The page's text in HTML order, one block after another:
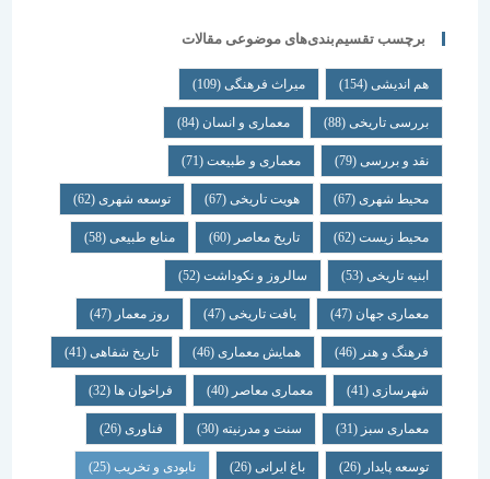
برچسب تقسیم‌بندی‌های موضوعی مقالات
هم اندیشی (154) میراث فرهنگی (109)
بررسی تاریخی (88) معماری و انسان (84)
نقد و بررسی (79) معماری و طبیعت (71)
محیط شهری(67) هویت تاریخی(67) توسعه شهری(62)
محیط زیست(62) تاریخ معاصر(60) منابع طبیعی(58)
ابنیه تاریخی(53) سالروز و نکوداشت(52)
معماری جهان (47) بافت تاریخی(47) روز معمار(47)
فرهنگ و هنر(46) همایش معماری (46) تاریخ شفاهی (41)
شهرسازی(41) معماری معاصر(40) فراخوان ها (32)
معماری سبز(31) سنت و مدرنیته(30) فناوری (26)
توسعه پایدار(26) باغ ایرانی(26) نابودی و تخریب(25)